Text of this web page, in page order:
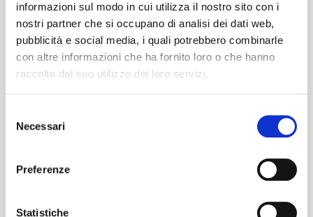
informazioni sul modo in cui utilizza il nostro sito con i
nostri partner che si occupano di analisi dei dati web,
pubblicità e social media, i quali potrebbero combinarle
con altre informazioni che ha fornito loro o che hanno
raccolto dal suo utilizzo dei loro servizi.
delNecessari
Preferenze
Statistiche
Altezza